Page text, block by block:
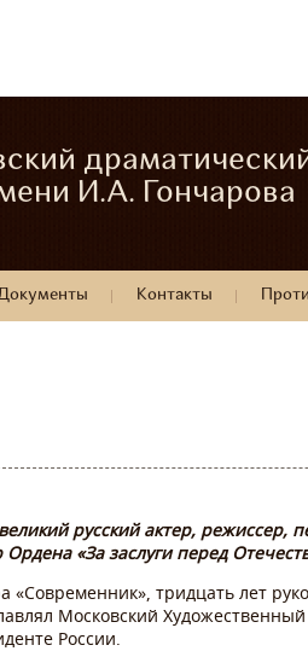
И.А. Гончарова
Контакты
русский актер, режиссер,
«За заслуги перед
тридцать лет
Московский
России.